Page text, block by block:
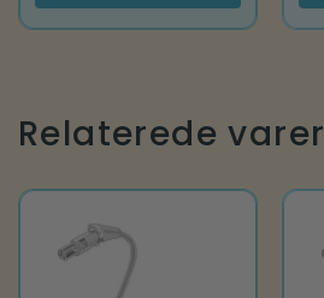
Relaterede varer